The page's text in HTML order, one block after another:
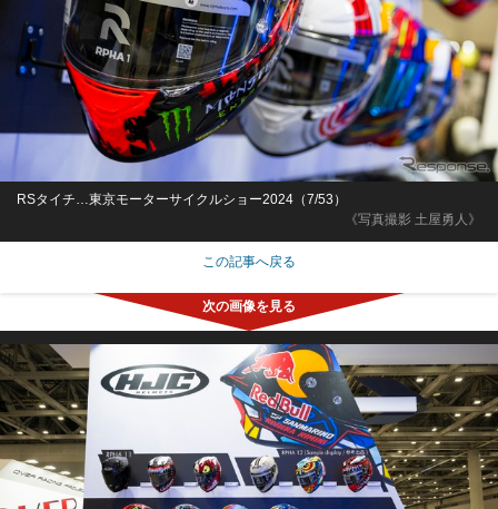
《写真撮影 土屋勇人》
RSタイチ…東京モーターサイクルショー2024（7/53）
この記事へ戻る